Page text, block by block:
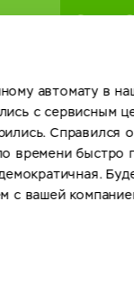
в нашем
центром о
он с
получилось
Будем
спасибо.